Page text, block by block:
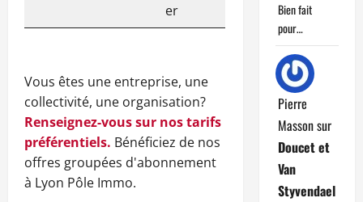
er
Vous êtes une entreprise, une
collectivité, une organisation?
Renseignez-vous sur nos tarifs
préférentiels. Bénéficiez de nos
offres groupées d'abonnement
à Lyon Pôle Immo.
Bien fait
pour…
Pierre
Massonsur
Doucet et
Van
Styvendael